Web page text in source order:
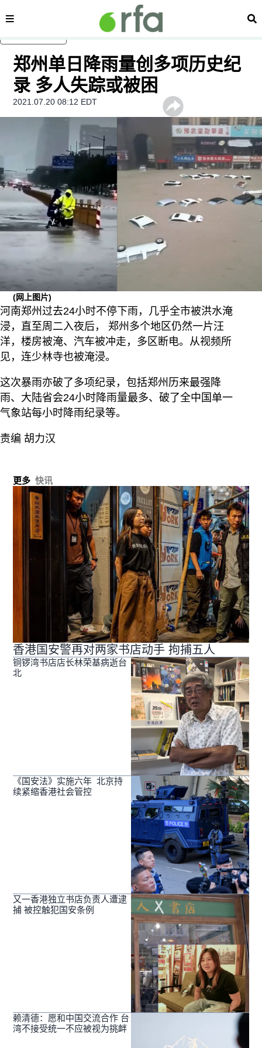
内容分类 搜
郑州单日降雨量创多项历史纪
录 多人失踪或被困
2021.07.20 08:12 EDT
(网上图片)
河南郑州过去24小时不停下雨，几乎全市被洪水淹
浸，直至周二入夜后， 郑州多个地区仍然一片汪
洋，楼房被淹、汽车被冲走，多区断电。从视频所
见，连少林寺也被淹浸。
这次暴雨亦破了多项纪录，包括郑州历来最强降
雨、大陆省会24小时降雨量最多、破了全中国单一
气象站每小时降雨纪录等。
责编 胡力汉
更多 快讯
香港国安警再对两家书店动手 拘捕五人
铜锣湾书店店长林荣基病逝台
北
《国安法》实施六年 北京持
续紧缩香港社会管控
又一香港独立书店负责人遭逮
捕 被控触犯国安条例
赖清德：愿和中国交流合作 台
湾不接受统一不应被视为挑衅